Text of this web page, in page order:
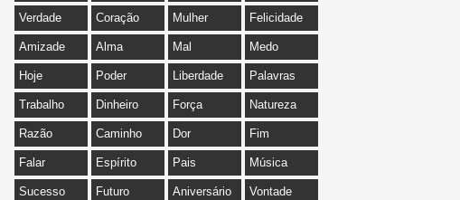
Verdade Coração Mulher Felicidade
Amizade Alma Mal Medo
Hoje Poder Liberdade Palavras
Trabalho Dinheiro Força Natureza
Razão Caminho Dor Fim
Falar Espírito Pais Música
Sucesso Futuro Aniversário Vontade